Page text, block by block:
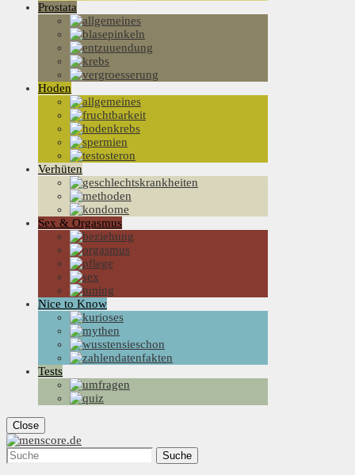
Prostata
Hoden
Verhüten
Sex & Orgasmus
Nice to Know
Tests
Close
Suche